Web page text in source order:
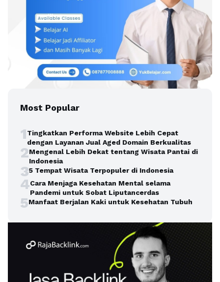
Most Popular
1Tingkatkan Performa Website Lebih Cepat
dengan Layanan Jual Aged Domain Berkualitas
2Mengenal Lebih Dekat tentang Wisata Pantai di
Indonesia
35 Tempat Wisata Terpopuler di Indonesia
4Cara Menjaga Kesehatan Mental selama
Pandemi untuk Sobat Liputancerdas
5Manfaat Berjalan Kaki untuk Kesehatan Tubuh